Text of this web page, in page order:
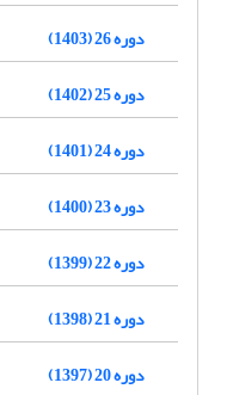
دوره 26 (1403)
دوره 25 (1402)
دوره 24 (1401)
دوره 23 (1400)
دوره 22 (1399)
دوره 21 (1398)
دوره 20 (1397)